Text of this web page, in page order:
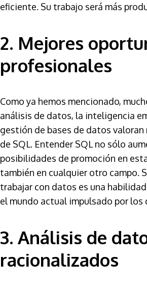
eficiente. Su trabajo será más
2. Mejores
profesionales
Como ya hemos mencionado,
análisis de datos, la inteligencia
gestión de bases de datos
de SQL. Entender SQL no sólo
posibilidades de promoción en
también en cualquier otro campo.
trabajar con datos es una
el mundo actual impulsado por los
3. Análisis de
racionalizados